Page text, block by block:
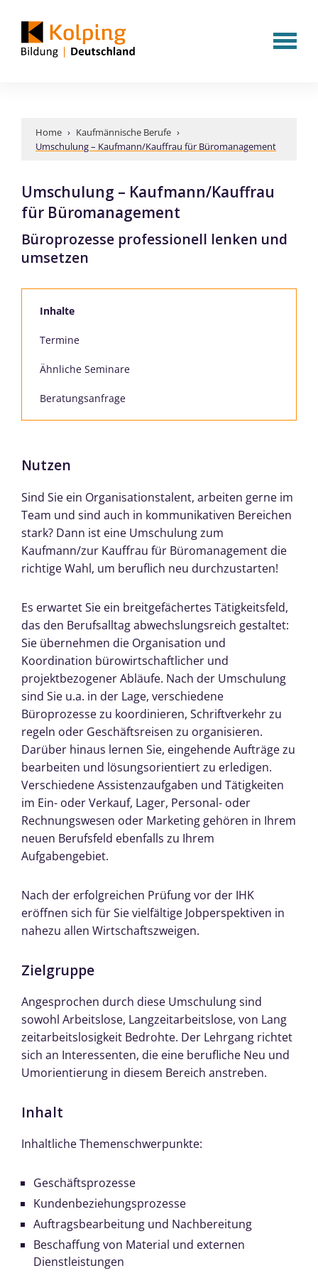
Home › Kaufmännische Berufe ›
Umschulung – Kaufmann/Kauffrau für Büromanagement
Umschulung – Kaufmann/Kauffrau
für Büromanagement
Büroprozesse professionell lenken und
umsetzen
Inhalte
Termine
Ähnliche Seminare
Beratungsanfrage
Nutzen
Sind Sie ein Organisationstalent, arbeiten gerne im
Team und sind auch in kommunikativen Bereichen
stark? Dann ist eine Umschulung zum
Kaufmann/zur Kauffrau für Büromanagement die
richtige Wahl, um beruflich neu durchzustarten!
Es erwartet Sie ein breitgefächertes Tätigkeitsfeld,
das den Berufsalltag abwechslungsreich gestaltet:
Sie übernehmen die Organisation und
Koordination bürowirtschaftlicher und
projektbezogener Abläufe. Nach der Umschulung
sind Sie u.a. in der Lage, verschiedene
Büroprozesse zu koordinieren, Schriftverkehr zu
regeln oder Geschäftsreisen zu organisieren.
Darüber hinaus lernen Sie, eingehende Aufträge zu
bearbeiten und lösungsorientiert zu erledigen.
Verschiedene Assistenzaufgaben und Tätigkeiten
im Ein- oder Verkauf, Lager, Personal- oder
Rechnungswesen oder Marketing gehören in Ihrem
neuen Berufsfeld ebenfalls zu Ihrem
Aufgabengebiet.
Nach der erfolgreichen Prüfung vor der IHK
eröffnen sich für Sie vielfältige Jobperspektiven in
nahezu allen Wirtschaftszweigen.
Zielgruppe
Angesprochen durch diese Umschulung sind
sowohl Arbeitslose, Langzeitarbeitslose, von Lang
zeitarbeitslosigkeit Bedrohte. Der Lehrgang richtet
sich an Interessenten, die eine berufliche Neu und
Umorientierung in diesem Bereich anstreben.
Inhalt
Inhaltliche Themenschwerpunkte:
Geschäftsprozesse
Kundenbeziehungsprozesse
Auftragsbearbeitung und Nachbereitung
Beschaffung von Material und externen
Dienstleistungen